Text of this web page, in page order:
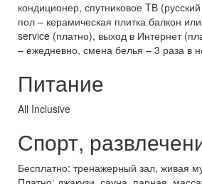
кондиционер, спутниковое TВ
пол – керамическая плитка балкон
service (платно), выход в Интернет
– ежедневно, смена белья – 3 раза в
Питание
All Inclusive
Спорт,
Бесплатно: тренажерный зал, живая